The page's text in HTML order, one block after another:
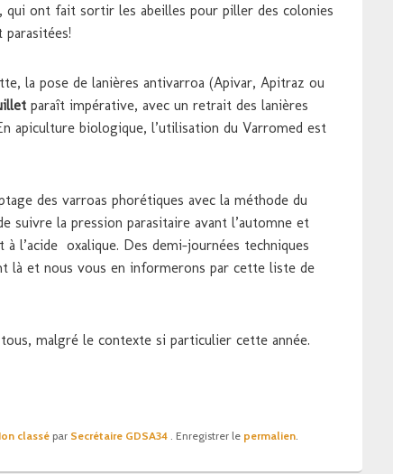
qui ont fait sortir les abeilles pour piller des colonies
la pose de lanières antivarroa (Apivar, Apitraz ou
paraît impérative, avec un retrait des lanières
apiculture biologique, l’utilisation du Varromed est
des varroas phorétiques avec la méthode du
suivre la pression parasitaire avant l’automne et
l’acide oxalique. Des demi-journées techniques
là et nous vous en informerons par cette liste de
malgré le contexte si particulier cette année.
classé par Secrétaire GDSA34 . Enregistrer le permalien